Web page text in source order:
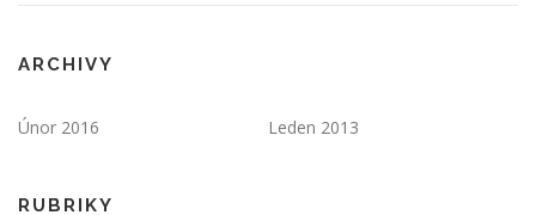
ARCHIVY
Únor 2016 Leden 2013
RUBRIKY